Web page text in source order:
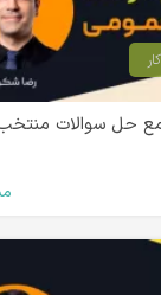
حل سوالات